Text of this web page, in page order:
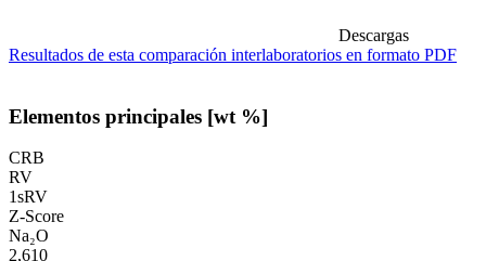
Descargas
Resultados de esta comparación interlaboratorios en formato PDF
Elementos principales [wt %]
CRB
RV
1sRV
Z-Score
Na₂O
2,610